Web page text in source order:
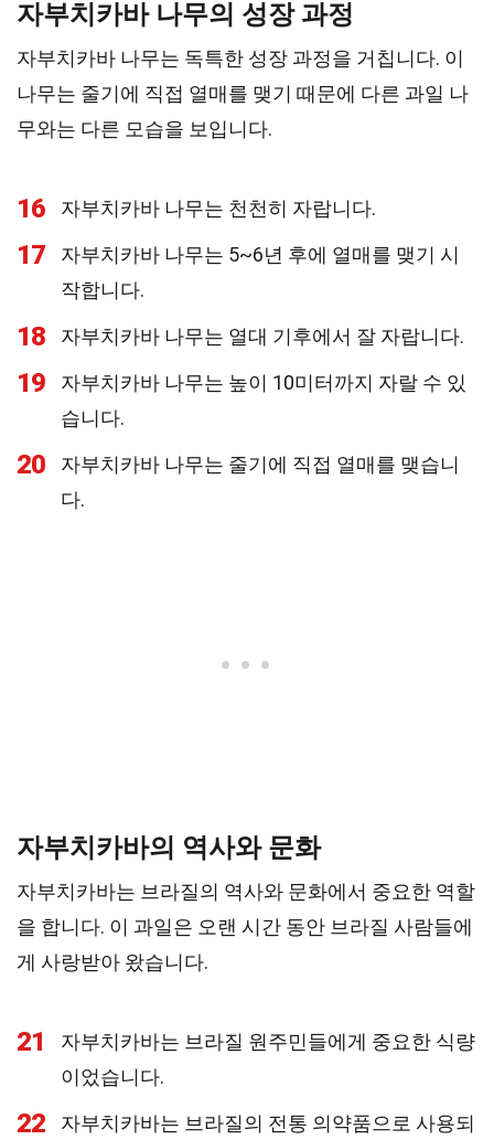
자부치카바 나무의 성장 과정
자부치카바 나무는 독특한 성장 과정을 거칩니다. 이
나무는 줄기에 직접 열매를 맺기 때문에 다른 과일 나
무와는 다른 모습을 보입니다.
16 자부치카바 나무는 천천히 자랍니다.
17
자부치카바 나무는 5~6년 후에 열매를 맺기 시
작합니다.
18 자부치카바 나무는 열대 기후에서 잘 자랍니다.
19
자부치카바 나무는 높이 10미터까지 자랄 수 있
습니다.
20
자부치카바 나무는 줄기에 직접 열매를 맺습니
다.
자부치카바의 역사와 문화
자부치카바는 브라질의 역사와 문화에서 중요한 역할
을 합니다. 이 과일은 오랜 시간 동안 브라질 사람들에
게 사랑받아 왔습니다.
21
자부치카바는 브라질 원주민들에게 중요한 식량
이었습니다.
22
자부치카바는 브라질의 전통 의약품으로 사용되